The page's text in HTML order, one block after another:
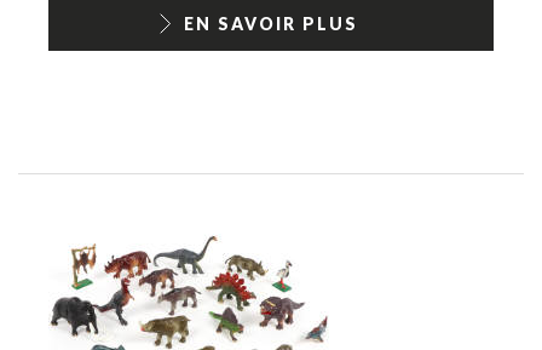
EN SAVOIR PLUS